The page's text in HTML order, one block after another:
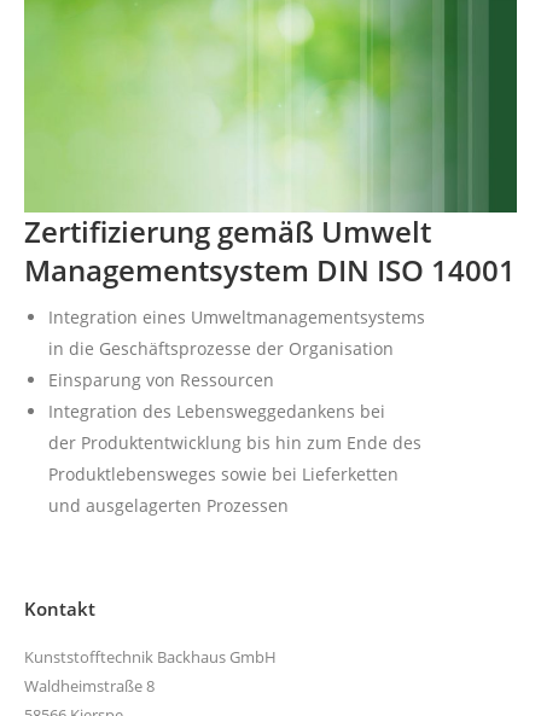
Zertifizierung gemäß Umwelt
Managementsystem DIN ISO 14001
Integration eines Umweltmanagementsystems
in die Geschäftsprozesse der Organisation
Einsparung von Ressourcen
Integration des Lebensweggedankens bei
der Produktentwicklung bis hin zum Ende des
Produktlebensweges sowie bei Lieferketten
und ausgelagerten Prozessen
Kontakt
Kunststofftechnik Backhaus GmbH
Waldheimstraße 8